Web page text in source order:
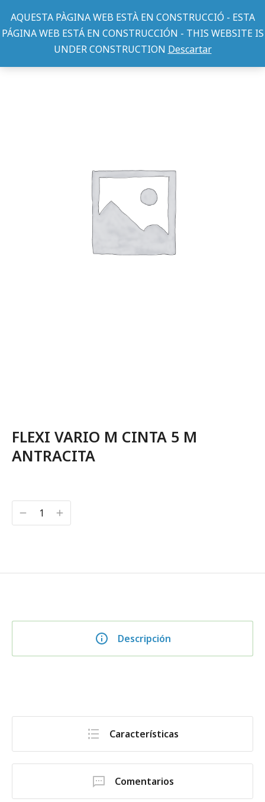
AQUESTA PÀGINA WEB ESTÀ EN CONSTRUCCIÓ - ESTA
PÁGINA WEB ESTÁ EN CONSTRUCCIÓN - THIS WEBSITE IS
UNDER CONSTRUCTION Descartar
FLEXI VARIO M CINTA 5 M
ANTRACITA
Descripción
Características
Comentarios